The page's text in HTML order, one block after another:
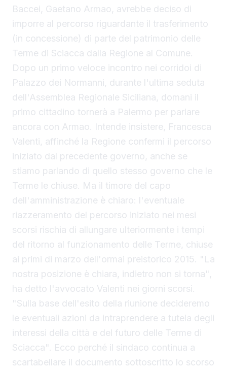
Baccei, Gaetano Armao, avrebbe deciso di
imporre al percorso riguardante il trasferimento
(in concessione) di parte del patrimonio delle
Terme di Sciacca dalla Regione al Comune.
Dopo un primo veloce incontro nei corridoi di
Palazzo dei Normanni, durante l'ultima seduta
dell'Assemblea Regionale Siciliana, domani il
primo cittadino tornerà a Palermo per parlare
ancora con Armao. Intende insistere, Francesca
Valenti, affinché la Regione confermi il percorso
iniziato dal precedente governo, anche se
stiamo parlando di quello stesso governo che le
Terme le chiuse. Ma il timore del capo
dell'amministrazione è chiaro: l'eventuale
riazzeramento del percorso iniziato nei mesi
scorsi rischia di allungare ulteriormente i tempi
del ritorno al funzionamento delle Terme, chiuse
ai primi di marzo dell'ormai preistorico 2015. "La
nostra posizione è chiara, indietro non si torna",
ha detto l'avvocato Valenti nei giorni scorsi.
"Sulla base dell'esito della riunione decideremo
le eventuali azioni da intraprendere a tutela degli
interessi della città e del futuro delle Terme di
Sciacca". Ecco perché il sindaco continua a
scartabellare il documento sottoscritto lo scorso